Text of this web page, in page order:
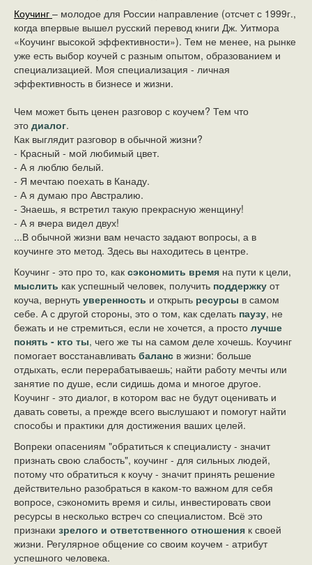
Коучинг – молодое для России направление (отсчет с 1999г.,
когда впервые вышел русский перевод книги Дж. Уитмора
«Коучинг высокой эффективности»). Тем не менее, на рынке
уже есть выбор коучей с разным опытом, образованием и
специализацией. Моя специализация - личная
эффективность в бизнесе и жизни.
Чем может быть ценен разговор с коучем? Тем что
это диалог.
Как выглядит разговор в обычной жизни?
- Красный - мой любимый цвет.
- А я люблю белый.
- Я мечтаю поехать в Канаду.
- А я думаю про Австралию.
- Знаешь, я встретил такую прекрасную женщину!
- А я вчера видел двух!
...В обычной жизни вам нечасто задают вопросы, а в
коучинге это метод. Здесь вы находитесь в центре.
Коучинг - это про то, как сэкономить время на пути к цели,
мыслить как успешный человек, получить поддержку от
коуча, вернуть уверенность и открыть ресурсы в самом
себе. А с другой стороны, это о том, как сделать паузу, не
бежать и не стремиться, если не хочется, а просто лучше
понять - кто ты, чего же ты на самом деле хочешь. Коучинг
помогает восстанавливать баланс в жизни: больше
отдыхать, если перерабатываешь; найти работу мечты или
занятие по душе, если сидишь дома и многое другое.
Коучинг - это диалог, в котором вас не будут оценивать и
давать советы, а прежде всего выслушают и помогут найти
способы и практики для достижения ваших целей.
Вопреки опасениям "обратиться к специалисту - значит
признать свою слабость", коучинг - для сильных людей,
потому что обратиться к коучу - значит принять решение
действительно разобраться в каком-то важном для себя
вопросе, сэкономить время и силы, инвестировать свои
ресурсы в несколько встреч со специалистом. Всё это
признаки зрелого и ответственного отношения к своей
жизни. Регулярное общение со своим коучем - атрибут
успешного человека.